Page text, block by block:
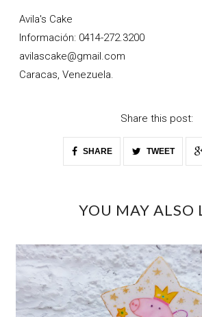
Avila's Cake
Información: 0414-272.3200
avilascake@gmail.com
Caracas, Venezuela.
Share this post:
SHARE TWEET
YOU MAY ALSO